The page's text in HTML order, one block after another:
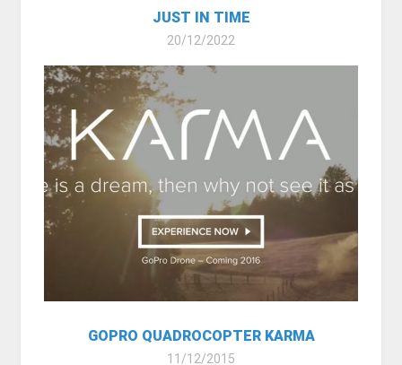
JUST IN TIME
20/12/2022
GOPRO QUADROCOPTER KARMA
11/12/2015